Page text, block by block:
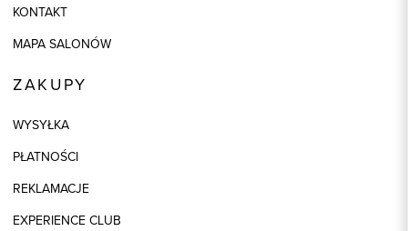
KONTAKT
MAPA SALONÓW
ZAKUPY
WYSYŁKA
PŁATNOŚCI
REKLAMACJE
EXPERIENCE CLUB